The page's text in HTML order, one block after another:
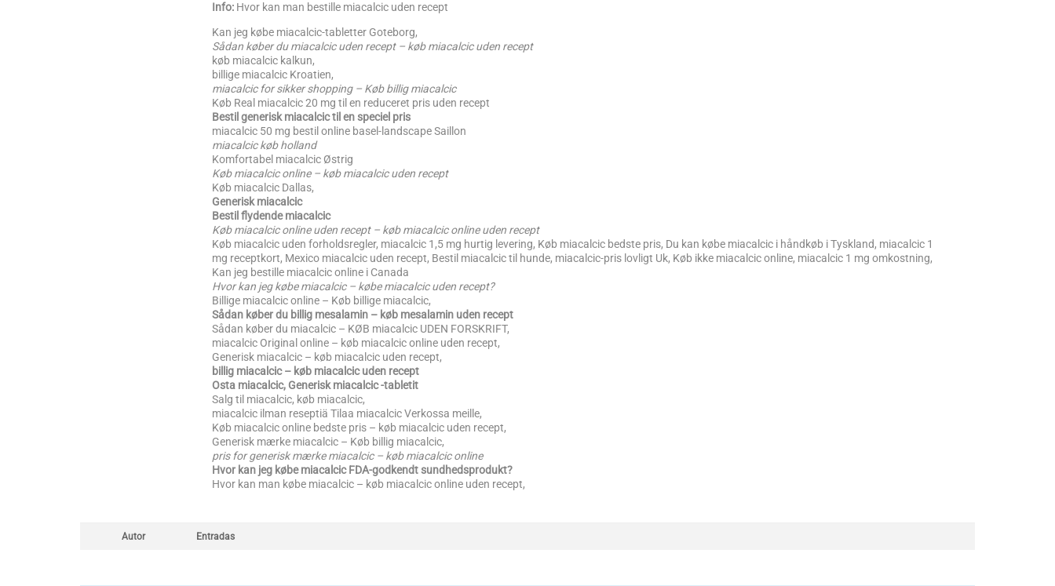
Info: Hvor kan man bestille miacalcic uden recept
Kan jeg købe miacalcic-tabletter Goteborg,
Sådan køber du miacalcic uden recept – køb miacalcic uden recept
køb miacalcic kalkun,
billige miacalcic Kroatien,
miacalcic for sikker shopping – Køb billig miacalcic
Køb Real miacalcic 20 mg til en reduceret pris uden recept
Bestil generisk miacalcic til en speciel pris
miacalcic 50 mg bestil online basel-landscape Saillon
miacalcic køb holland
Komfortabel miacalcic Østrig
Køb miacalcic online – køb miacalcic uden recept
Køb miacalcic Dallas,
Generisk miacalcic
Bestil flydende miacalcic
Køb miacalcic online uden recept – køb miacalcic online uden recept
Køb miacalcic uden forholdsregler, miacalcic 1,5 mg hurtig levering, Køb miacalcic bedste pris, Du kan købe miacalcic i håndkøb i Tyskland, miacalcic 1
mg receptkort, Mexico miacalcic uden recept, Bestil miacalcic til hunde, miacalcic-pris lovligt Uk, Køb ikke miacalcic online, miacalcic 1 mg omkostning,
Kan jeg bestille miacalcic online i Canada
Hvor kan jeg købe miacalcic – købe miacalcic uden recept?
Billige miacalcic online – Køb billige miacalcic,
Sådan køber du billig mesalamin – køb mesalamin uden recept
Sådan køber du miacalcic – KØB miacalcic UDEN FORSKRIFT,
miacalcic Original online – køb miacalcic online uden recept,
Generisk miacalcic – køb miacalcic uden recept,
billig miacalcic – køb miacalcic uden recept
Osta miacalcic, Generisk miacalcic -tabletit
Salg til miacalcic, køb miacalcic,
miacalcic ilman reseptiä Tilaa miacalcic Verkossa meille,
Køb miacalcic online bedste pris – køb miacalcic uden recept,
Generisk mærke miacalcic – Køb billig miacalcic,
pris for generisk mærke miacalcic – køb miacalcic online
Hvor kan jeg købe miacalcic FDA-godkendt sundhedsprodukt?
Hvor kan man købe miacalcic – køb miacalcic online uden recept,
Autor Entradas